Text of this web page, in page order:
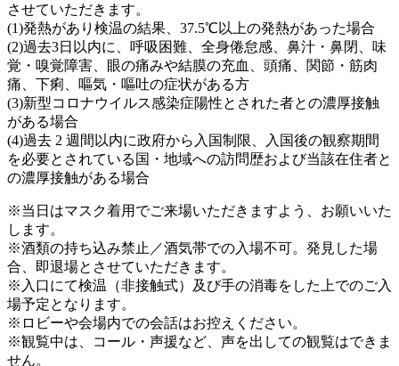
させていただきます。
(1)発熱があり検温の結果、37.5℃以上の発熱があった場合
(2)過去3日以内に、呼吸困難、全身倦怠感、鼻汁・鼻閉、味
覚・嗅覚障害、眼の痛みや結膜の充血、頭痛、関節・筋肉
痛、下痢、嘔気・嘔吐の症状がある方
(3)新型コロナウイルス感染症陽性とされた者との濃厚接触
がある場合
(4)過去 2 週間以内に政府から入国制限、入国後の観察期間
を必要とされている国・地域への訪問歴および当該在住者と
の濃厚接触がある場合
※当日はマスク着用でご来場いただきますよう、お願いいた
します。
※酒類の持ち込み禁止／酒気帯での入場不可。発見した場
合、即退場とさせていただきます。
※入口にて検温（非接触式）及び手の消毒をした上でのご入
場予定となります。
※ロビーや会場内での会話はお控えください。
※観覧中は、コール・声援など、声を出しての観覧はできま
せん。